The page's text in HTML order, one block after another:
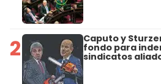
2 Caputo y
fondo para
sindicatos